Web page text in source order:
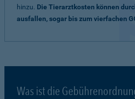
hinzu. Die Tierarztkosten können
ausfallen, sogar bis zum vierfachen
Was ist die